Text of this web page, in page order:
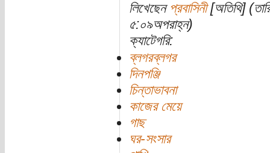
লিখেছেন প্রবাসিনী[অতিথি]
৫:০৯অপরাহ্ন)
ক্যাটেগরি:
ব্লগরব্লগর
দিনপঞ্জি
চিন্তাভাবনা
কাজের মেয়ে
গাছ
ঘর-সংসার